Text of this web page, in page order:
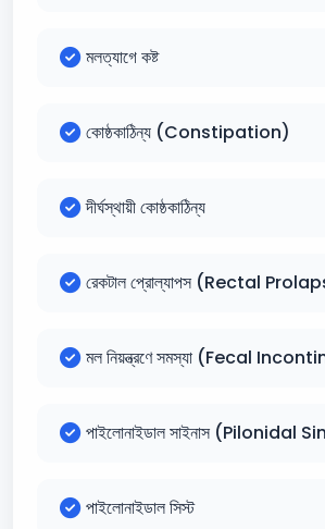
মলত্যাগে কষ্ট
কোষ্ঠকাঠিন্য (Constipation)
দীর্ঘস্থায়ী কোষ্ঠকাঠিন্য
রেকটাল প্রোল্যাপস (Rectal
মল নিয়ন্ত্রণে সমস্যা (Fecal
পাইলোনাইডাল সাইনাস (Pilonidal
পাইলোনাইডাল সিস্ট